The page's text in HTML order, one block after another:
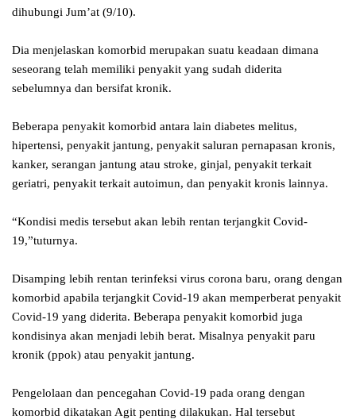
dihubungi Jum’at (9/10).
Dia menjelaskan komorbid merupakan suatu keadaan dimana
seseorang telah memiliki penyakit yang sudah diderita
sebelumnya dan bersifat kronik.
Beberapa penyakit komorbid antara lain diabetes melitus,
hipertensi, penyakit jantung, penyakit saluran pernapasan kronis,
kanker, serangan jantung atau stroke, ginjal, penyakit terkait
geriatri, penyakit terkait autoimun, dan penyakit kronis lainnya.
“Kondisi medis tersebut akan lebih rentan terjangkit Covid-
19,”tuturnya.
Disamping lebih rentan terinfeksi virus corona baru, orang dengan
komorbid apabila terjangkit Covid-19 akan memperberat penyakit
Covid-19 yang diderita. Beberapa penyakit komorbid juga
kondisinya akan menjadi lebih berat. Misalnya penyakit paru
kronik (ppok) atau penyakit jantung.
Pengelolaan dan pencegahan Covid-19 pada orang dengan
komorbid dikatakan Agit penting dilakukan. Hal tersebut